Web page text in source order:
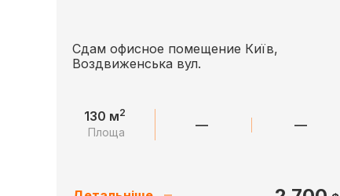
Сдам офисное помещение Київ,
Воздвиженська вул.
130 м2
Площа — —